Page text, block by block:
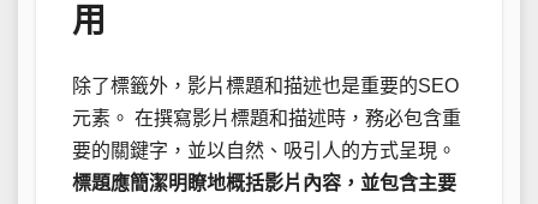
用
除了標籤外，影片標題和描述也是重要的SEO
元素。 在撰寫影片標題和描述時，務必包含重
要的關鍵字，並以自然、吸引人的方式呈現。
標題應簡潔明瞭地概括影片內容，並包含主要